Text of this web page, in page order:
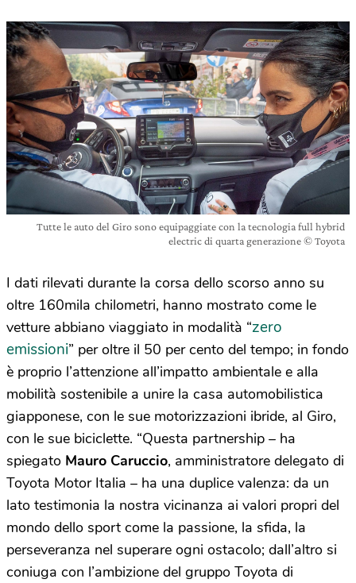
Tutte le auto del Giro sono equipaggiate con la tecnologia full hybrid
electric di quarta generazione © Toyota
I dati rilevati durante la corsa dello scorso anno su
oltre 160mila chilometri, hanno mostrato come le
vetture abbiano viaggiato in modalità “zero
emissioni” per oltre il 50 per cento del tempo; in fondo
è proprio l’attenzione all’impatto ambientale e alla
mobilità sostenibile a unire la casa automobilistica
giapponese, con le sue motorizzazioni ibride, al Giro,
con le sue biciclette. “Questa partnership – ha
spiegato Mauro Caruccio, amministratore delegato di
Toyota Motor Italia – ha una duplice valenza: da un
lato testimonia la nostra vicinanza ai valori propri del
mondo dello sport come la passione, la sfida, la
perseveranza nel superare ogni ostacolo; dall’altro si
coniuga con l’ambizione del gruppo Toyota di